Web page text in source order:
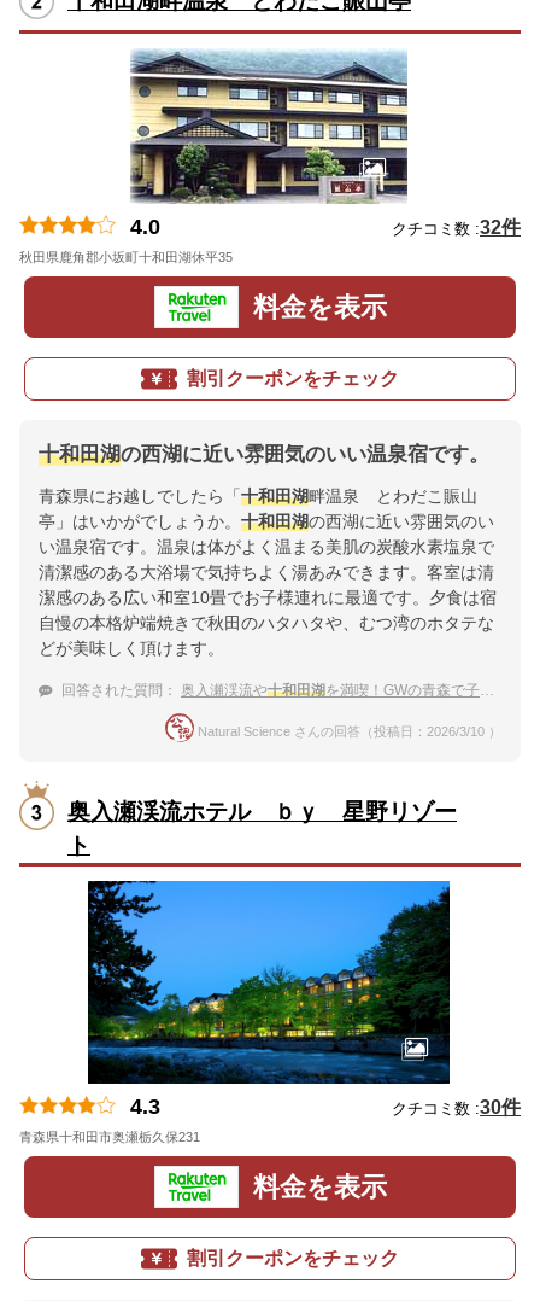
4.0 クチコミ数 :32件
秋田県鹿角郡小坂町十和田湖休平35
料金を表示
割引クーポンをチェック
十和田湖の西湖に近い雰囲気のいい温泉宿です。
青森県にお越しでしたら「 十和田湖畔温泉 とわだこ賑山
亭」はいかがでしょうか。 十和田湖の西湖に近い雰囲気のい
い温泉宿です。温泉は体がよく温まる美肌の炭酸水素塩泉で
清潔感のある大浴場で気持ちよく湯あみできます。客室は清
潔感のある広い和室10畳でお子様連れに最適です。夕食は宿
自慢の本格炉端焼きで秋田のハタハタや、むつ湾のホタテな
どが美味しく頂けます。
回答された質問： 奥入瀬渓流や十和田湖を満喫！GWの青森で子連れにおすすめの温泉宿
Natural Science さんの回答（投稿日：2026/3/10 ）
奥入瀬渓流ホテル ｂｙ 星野リゾー
ト
4.3 クチコミ数 :30件
青森県十和田市奥瀬栃久保231
料金を表示
割引クーポンをチェック